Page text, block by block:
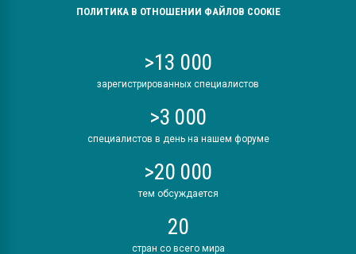
ПОЛИТИКА В ОТНОШЕНИИ ФАЙЛОВ COOKIE
>13 000
зарегистрированных специалистов
>3 000
специалистов в день на нашем форуме
>20 000
тем обсуждается
20
стран со всего мира